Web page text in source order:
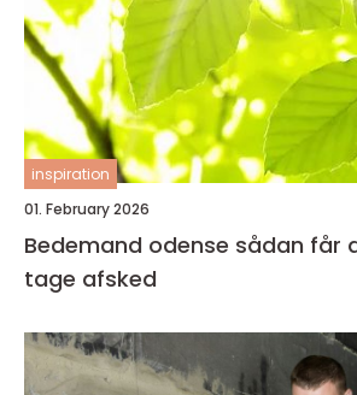
inspiration
01. February 2026
Bedemand odense sådan får du ro til at
tage afsked